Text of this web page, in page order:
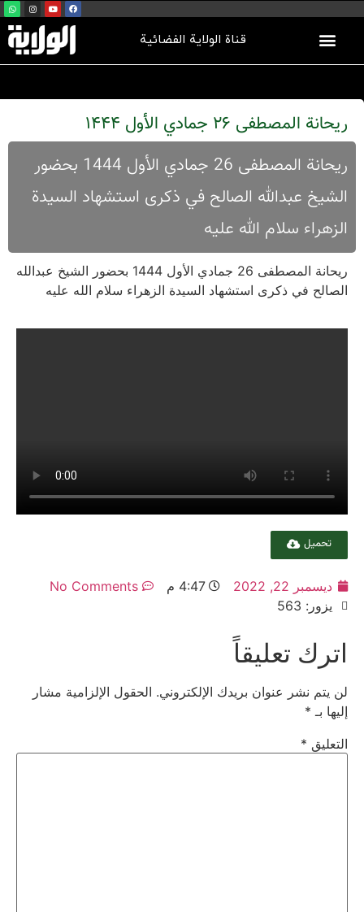
قناة الولاية الفضائية
ریحانة المصطفی 26 جمادي الأول 1444
ریحانة المصطفی 26 جمادي الأول 1444 بحضور
الشیخ عبدالله الصالح في ذکری استشهاد السیدة
الزهراء سلام الله علیه
ریحانة المصطفی 26 جمادي الأول 1444 بحضور الشیخ عبدالله
الصالح في ذکری استشهاد السیدة الزهراء سلام الله علیه
تحميل
ديسمبر 22, 2022 4:47 م
No Comments
يزور: 563
اترك تعليقاً
لن يتم نشر عنوان بريدك الإلكتروني. الحقول الإلزامية مشار
إليها بـ *
التعليق *